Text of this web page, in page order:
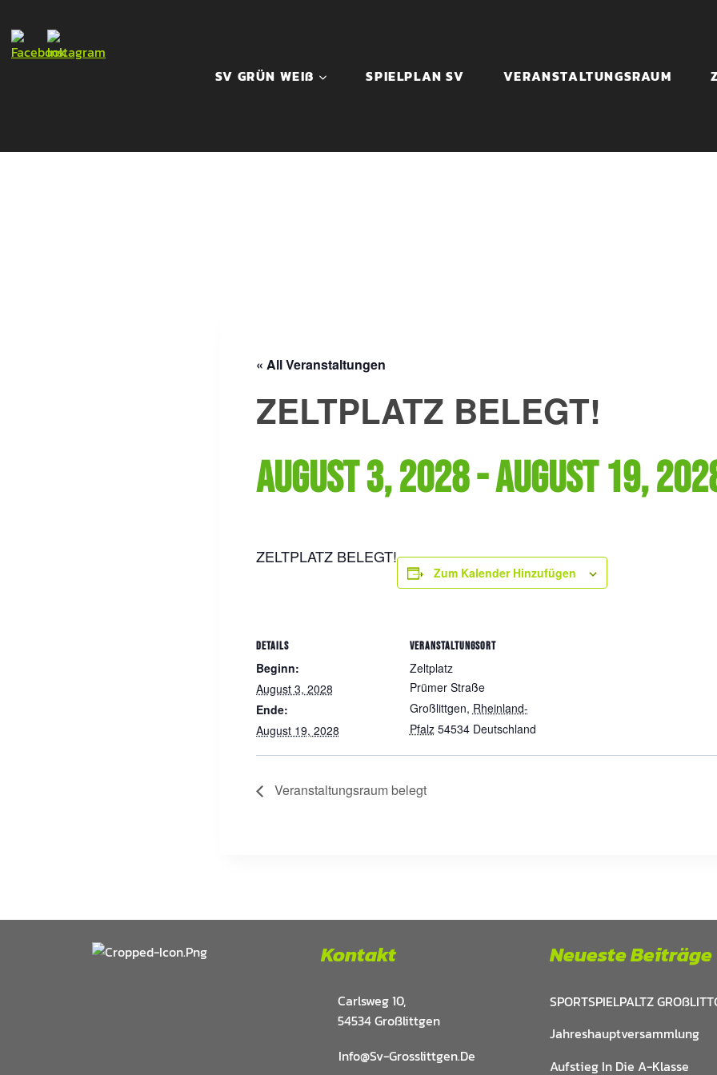
content
SV GRÜN WEIß
SPIELPLAN SV VERANSTALTUNGSRAUM
« All Veranstaltungen
ZELTPLATZ BELEGT!
August 3, 2028-August 19,
ZELTPLATZ BELEGT!
Zum Kalender Hinzufügen
DETAILS
Beginn:
August 3, 2028
Ende:
August 19, 2028
VERANSTALTUNGSORT
Zeltplatz
Prümer Straße
Großlittgen, Rheinland-
Pfalz 54534 Deutschland
Veranstaltungsraum belegt
Kontakt
Carlsweg 10,
54534 Großlittgen
Info@sv-Grosslittgen.de
Neueste Beiträge
SPORTSPIELPALTZ
Jahreshauptversammlung
Aufstieg In Die A-Klasse